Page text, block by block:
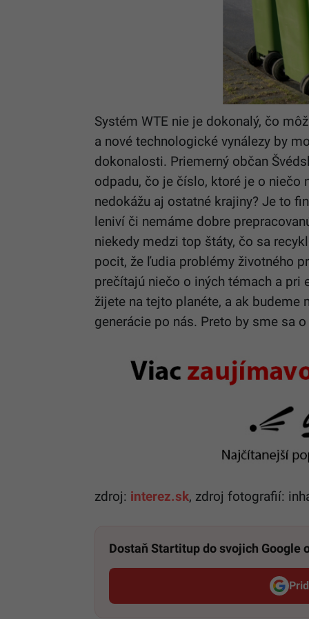
Systém WTE nie je dokonalý, čo
a nové technologické vynálezy by
dokonalosti. Priemerný občan
odpadu, čo je číslo, ktoré je o niečo
nedokážu aj ostatné krajiny? Je to
leniví či nemáme dobre
niekedy medzi top štáty, čo sa
pocit, že ľudia problémy životného
prečítajú niečo o iných témach a pri
žijete na tejto planéte, a ak
generácie po nás. Preto by sme sa
zdroj: interez.sk, zdroj fotografií:
Dostaň Startitup do svojich Google